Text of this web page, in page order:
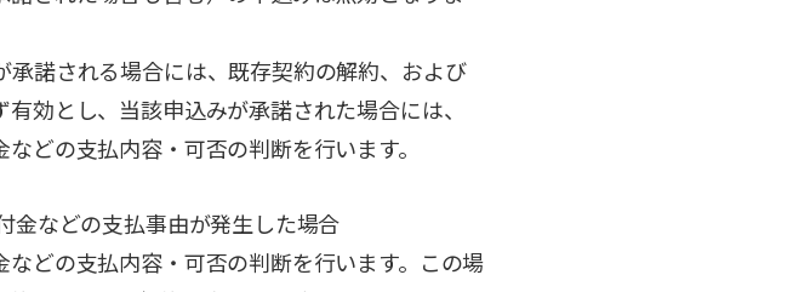
諾される場合には、既存契約の解約、および
効とし、当該申込みが承諾された場合には、
どの支払内容・可否の判断を行います。
などの支払事由が発生した場合
どの支払内容・可否の判断を行います。この場